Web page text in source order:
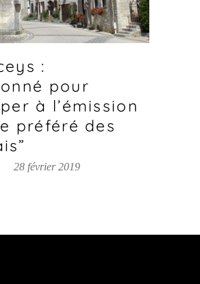
:
pour
à l’émission
préféré des
28 février 2019